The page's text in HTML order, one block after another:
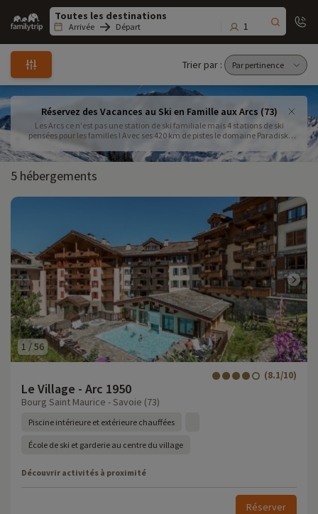
Family
trip
Arrivée Départ 1
Trier par :
Réservez des Vacances au Ski en Famille aux Arcs (73)
Les Arcs ce n'est pas une station de ski familiale mais 4 stations de ski
pensées pour les familles ! Avec ses 420 km de pistes le domaine Paradiski
des Arcs culmine à 3 300 mètres d'altitude !Privilégiez l'accès facile en
séjournant à Arc 1600 avec le funiculaire en accès direct depuis Bourg Saint-
Maurice .
5 hébergements
1 /56
Le Village - Arc 1950
(8.1/10)
Bourg Saint Maurice - Savoie (73)
Piscine intérieure et extérieure chauffées
École de ski et garderie au centre du village
Découvrir activités à proximité
Réserver